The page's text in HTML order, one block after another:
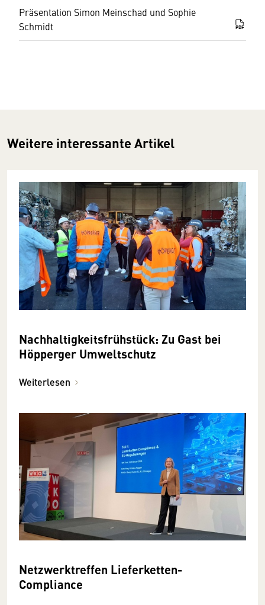
Präsentation Simon Meinschad und Sophie
Schmidt
PDF
Weitere interessante Artikel
Nachhaltigkeitsfrühstück: Zu Gast bei
Höpperger Umweltschutz
Weiterlesen
Netzwerktreffen Lieferketten-
Compliance